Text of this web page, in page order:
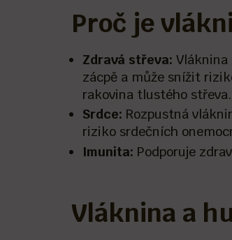
Proč je
Zdravá střeva: Vláknina
zácpě a může snížit
rakovina tlustého střeva.
Srdce: Rozpustná
riziko srdečních
Imunita: Podporuje
Vláknina a